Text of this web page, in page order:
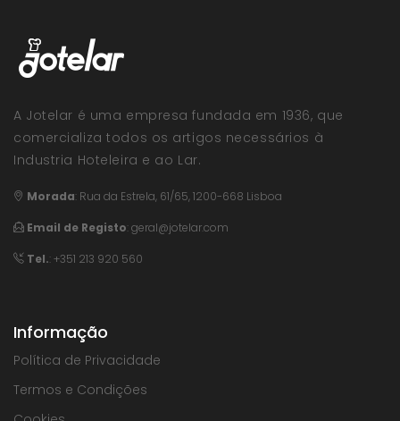
A Jotelar é uma empresa fundada em 1936, que
comercializa todos os artigos necessários à
Industria Hoteleira e ao Lar.
Morada: Rua da Estrela, 61/65, 1200-668 Lisboa
Email de Registo:geral@jotelar.com
Tel.: +351 213 920 560
Informação
Política de Privacidade
Termos e Condições